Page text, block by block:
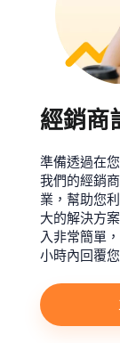
經銷商
準備透過在
我們的經銷
業，幫助您
大的解決方
入非常簡單
小時內回覆您